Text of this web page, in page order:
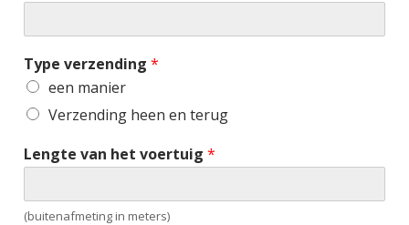
Type verzending *
een manier
Verzending heen en terug
Lengte van het voertuig *
(buitenafmeting in meters)